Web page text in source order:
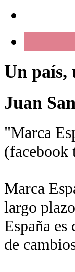
Un país,
Juan
"Marca
(facebook
Marca
largo
España
de